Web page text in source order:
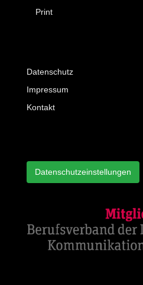
Print
Datenschutz
Impressum
Kontakt
Datenschutzeinstellungen